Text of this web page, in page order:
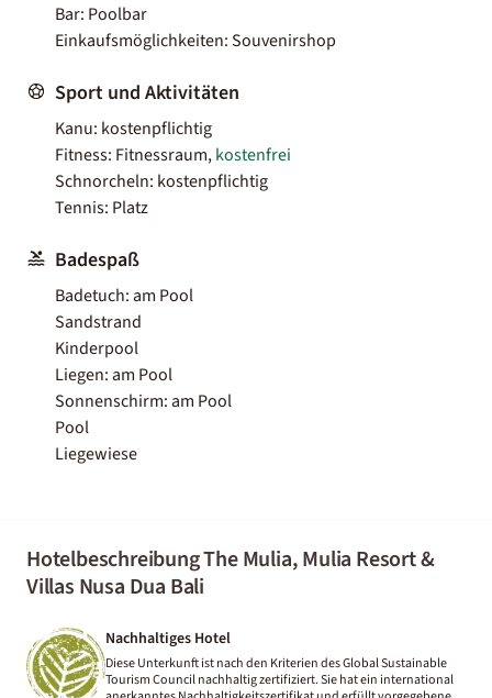
Bar: Poolbar
Einkaufsmöglichkeiten: Souvenirshop
Sport und Aktivitäten
Kanu: kostenpflichtig
Fitness: Fitnessraum,kostenfrei
Schnorcheln: kostenpflichtig
Tennis: Platz
Badespaß
Badetuch: am Pool
Sandstrand
Kinderpool
Liegen: am Pool
Sonnenschirm: am Pool
Pool
Liegewiese
Hotelbeschreibung The Mulia, Mulia Resort &
Villas Nusa Dua Bali
Nachhaltiges Hotel
Diese Unterkunft ist nach den Kriterien des Global Sustainable
Tourism Council nachhaltig zertifiziert. Sie hat ein international